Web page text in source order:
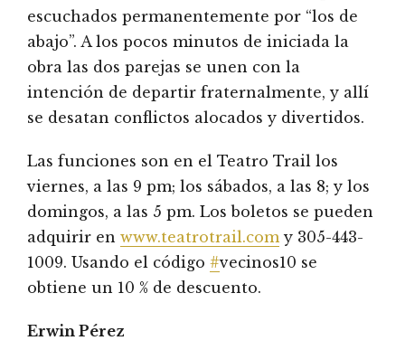
escuchados permanentemente por “los de
abajo”. A los pocos minutos de iniciada la
obra las dos parejas se unen con la
intención de departir fraternalmente, y allí
se desatan conflictos alocados y divertidos.
Las funciones son en el Teatro Trail los
viernes, a las 9 pm; los sábados, a las 8; y los
domingos, a las 5 pm. Los boletos se pueden
adquirir en www.teatrotrail.comy 305-443-
1009. Usando el código #vecinos10 se
obtiene un 10 % de descuento.
Erwin Pérez